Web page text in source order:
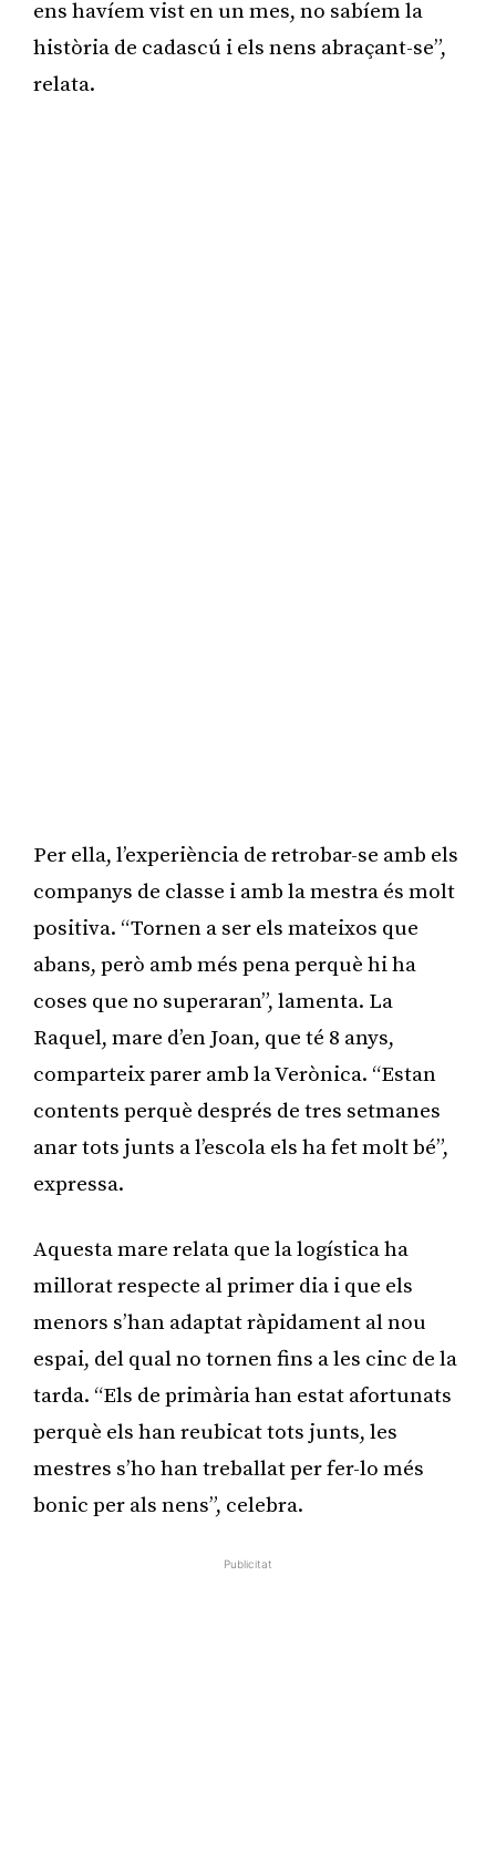
ens havíem vist en un mes, no sabíem la
història de cadascú i els nens abraçant-se”,
relata.
Per ella, l’experiència de retrobar-se amb els
companys de classe i amb la mestra és molt
positiva. “Tornen a ser els mateixos que
abans, però amb més pena perquè hi ha
coses que no superaran”, lamenta. La
Raquel, mare d’en Joan, que té 8 anys,
comparteix parer amb la Verònica. “Estan
contents perquè després de tres setmanes
anar tots junts a l’escola els ha fet molt bé”,
expressa.
Aquesta mare relata que la logística ha
millorat respecte al primer dia i que els
menors s’han adaptat ràpidament al nou
espai, del qual no tornen fins a les cinc de la
tarda. “Els de primària han estat afortunats
perquè els han reubicat tots junts, les
mestres s’ho han treballat per fer-lo més
bonic per als nens”, celebra.
Publicitat